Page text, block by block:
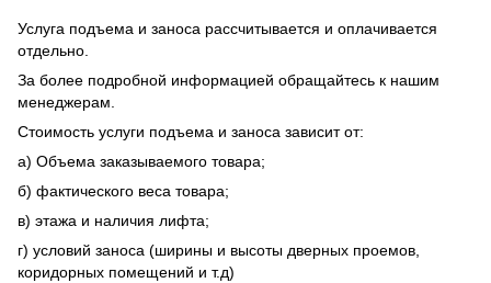
Услуга подъема и заноса рассчитывается и оплачивается
отдельно.
За более подробной информацией обращайтесь к нашим
менеджерам.
Стоимость услуги подъема и заноса зависит от:
а) Объема заказываемого товара;
б) фактического веса товара;
в) этажа и наличия лифта;
г) условий заноса (ширины и высоты дверных проемов,
коридорных помещений и т.д)